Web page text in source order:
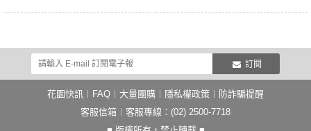
訂閱
花園快訊 FAQ 大量團購 隱私權政策
防詐騙提醒
客服信箱 ︱客服專線：(02) 2500-7718